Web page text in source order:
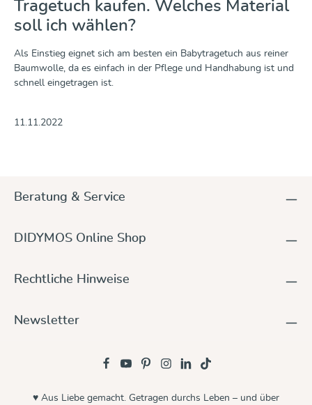
Tragetuch kaufen. Welches Material
soll ich wählen?
Als Einstieg eignet sich am besten ein Babytragetuch aus reiner
Baumwolle, da es einfach in der Pflege und Handhabung ist und
schnell eingetragen ist.
11.11.2022
Beratung & Service
DIDYMOS Online Shop
Rechtliche Hinweise
Newsletter
♥ Aus Liebe gemacht. Getragen durchs Leben – und über